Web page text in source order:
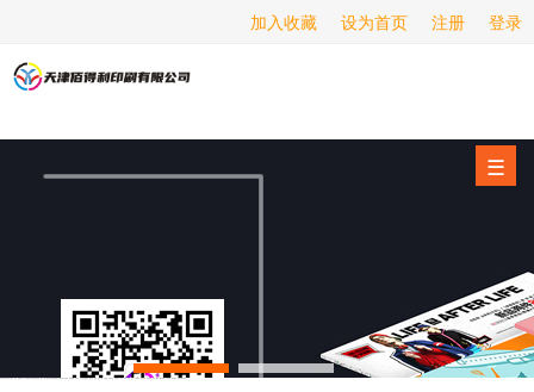
登录
注册
设为首页
加入收藏
☰
海报印刷
服务项目
新闻动态
关于我们